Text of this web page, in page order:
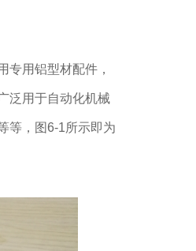
专用铝型材配件，
泛用于自动化机械
等，图6-1所示即为